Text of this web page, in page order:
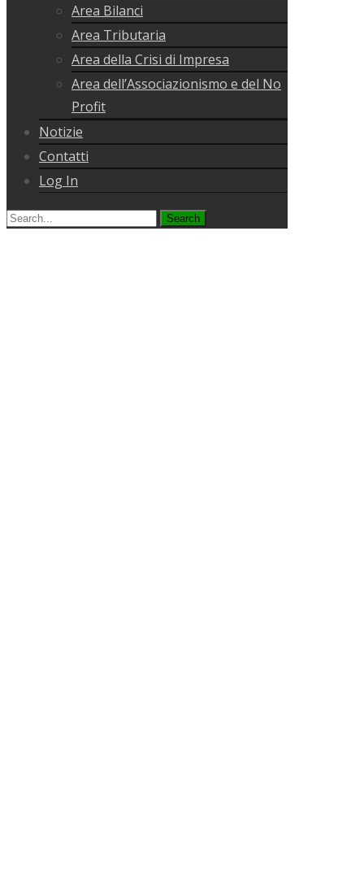
Area Bilanci
Area Tributaria
Area della Crisi di Impresa
Area dell’Associazionismo e del No
Profit
Notizie
Contatti
Log In
Search